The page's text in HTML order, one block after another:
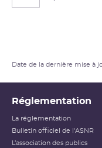
Date de la dernière mise à
Réglementation
La réglementation
Bulletin officiel de l'ASNR
L’association des publics